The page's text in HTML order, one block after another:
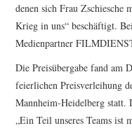
denen sich Frau Zschiesche
Krieg in uns“ beschäftigt.
Medienpartner
Die Preisübergabe fand am
feierlichen Preisverleihung
Mannheim-Heidelberg statt.
„Ein Teil unseres Teams